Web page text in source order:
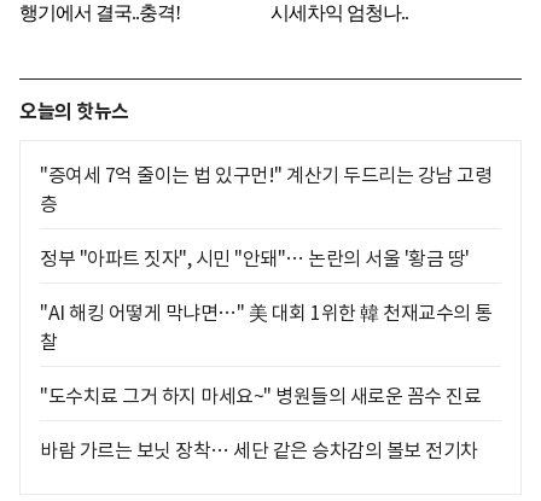
오늘의 핫뉴스
"증여세 7억 줄이는 법 있구먼!" 계산기 두드리는 강남 고령
층
정부 "아파트 짓자", 시민 "안돼"… 논란의 서울 '황금 땅'
"AI 해킹 어떻게 막냐면…" 美 대회 1위한 韓 천재교수의 통
찰
"도수치료 그거 하지 마세요~" 병원들의 새로운 꼼수 진료
바람 가르는 보닛 장착… 세단 같은 승차감의 볼보 전기차